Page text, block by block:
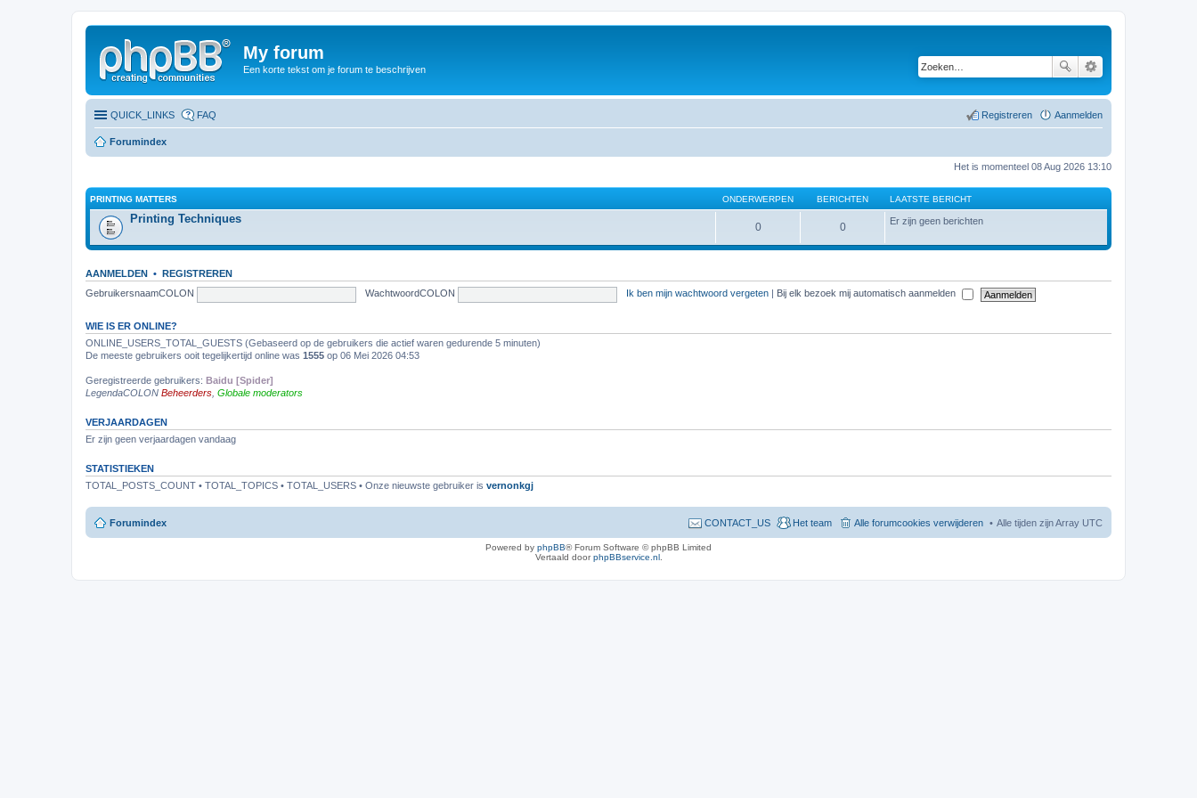
My forum
Een korte tekst om je forum te beschrijven
QUICK_LINKS FAQ Aanmelden
Registreren
Forumindex
Het is momenteel 08 Aug 2026 13:10
PRINTING MATTERS ONDERWERPEN BERICHTEN LAATSTE BERICHT
Printing Techniques
0 0 Er zijn geen berichten
AANMELDEN • REGISTREREN
GebruikersnaamCOLON
WachtwoordCOLON Ik ben mijn wachtwoord vergeten Bij elk bezoek mij automatisch aanmelden
WIE IS ER ONLINE?
ONLINE_USERS_TOTAL_GUESTS (Gebaseerd op de gebruikers die actief waren gedurende 5 minuten)
De meeste gebruikers ooit tegelijkertijd online was 1555 op 06 Mei 2026 04:53
Geregistreerde gebruikers: Baidu [Spider]
LegendaCOLON Beheerders Globale moderators
VERJAARDAGEN
Er zijn geen verjaardagen vandaag
STATISTIEKEN
TOTAL_POSTS_COUNT • TOTAL_TOPICS • TOTAL_USERS • Onze nieuwste gebruiker is vernonkgj
Forumindex Alle tijden zijn Array UTC
Alle forumcookies verwijderen
Het team
CONTACT_US
Powered by phpBB® Forum Software © phpBB Limited
Vertaald doorphpBBservice.nl.